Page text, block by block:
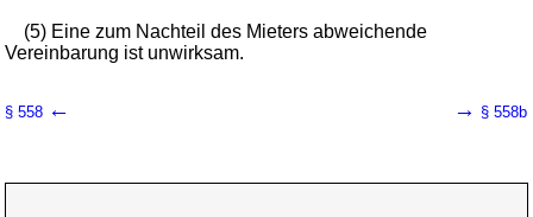
(5) Eine zum Nachteil des Mieters abweichende
Vereinbarung ist unwirksam.
§ 558 ← → § 558b